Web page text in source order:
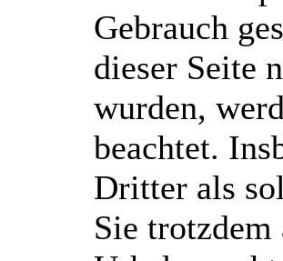
Gebrauch
dieser Seite
wurden,
beachtet.
Dritter als
Sie trotzdem